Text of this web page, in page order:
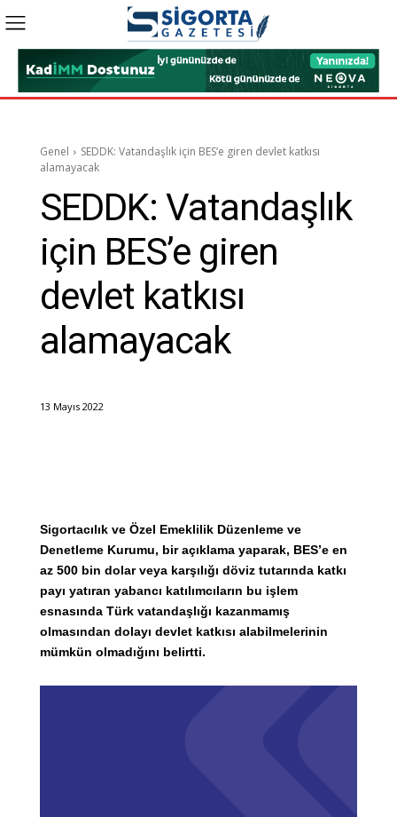
Genel
SEDDK: Vatandaşlık için BES’e giren devlet katkısı
alamayacak
SEDDK: Vatandaşlık
için BES’e giren
devlet katkısı
alamayacak
13 Mayıs 2022
Sigortacılık ve Özel Emeklilik Düzenleme ve
Denetleme Kurumu, bir açıklama yaparak, BES’e en
az 500 bin dolar veya karşılığı döviz tutarında katkı
payı yatıran yabancı katılımcıların bu işlem
esnasında Türk vatandaşlığı kazanmamış
olmasından dolayı devlet katkısı alabilmelerinin
mümkün olmadığını belirtti.